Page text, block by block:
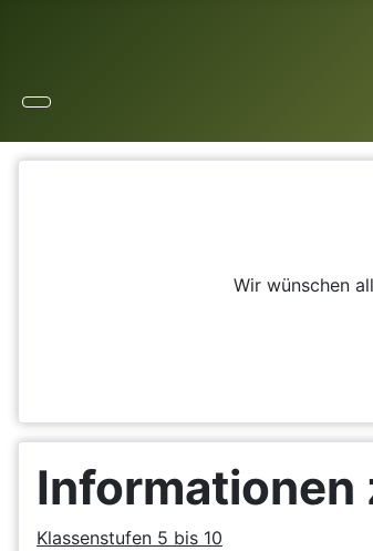
Wir wünschen
Klassenstufen 5 bis 10